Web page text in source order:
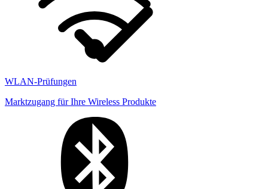
WLAN-Prüfungen
Marktzugang für Ihre Wireless Produkte